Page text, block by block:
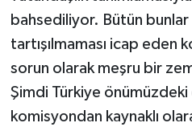
bahsediliyor. Bütün
tartışılmaması icap eden
sorun olarak meşru bir
Şimdi Türkiye
komisyondan kaynaklı